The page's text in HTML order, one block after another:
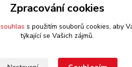
Zpracování cookies
souhlas s použitím souborů cookies, aby
týkající se Vašich zájmů.